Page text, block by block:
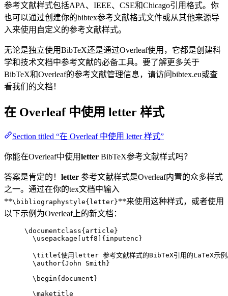
参考文献样式包括APA、IEEE、CSE和Chicago引用格式。你
也可以通过创建你的bibtex参考文献格式文件或从其他来源导
入来使用自定义的参考文献样式。
无论是独立使用BibTeX还是通过Overleaf使用，它都是创建科
学和技术文档中参考文献的必备工具。要了解更多关于
BibTeX和Overleaf的参考文献管理信息，请访问bibtex.eu或查
看我们的文档！
在 Overleaf 中使用 letter 样式
Section titled “在 Overleaf 中使用 letter 样式”
你能在Overleaf中使用letter BibTeX参考文献样式吗？
答案是肯定的！ letter 参考文献样式是Overleaf内置的众多样式
之一。通过在你的tex文档中输入
**\bibliographystyle{letter}**来使用这种样式，或者使用
以下示例为Overleaf上的新文档：
\documentclass{ article }
\usepackage
utf8 ]{ inputenc }
\title{使用letter 参考文献样式的BibTeX引用的LaTeX示
\author{John Smith}
\begin{ document }
\maketitle